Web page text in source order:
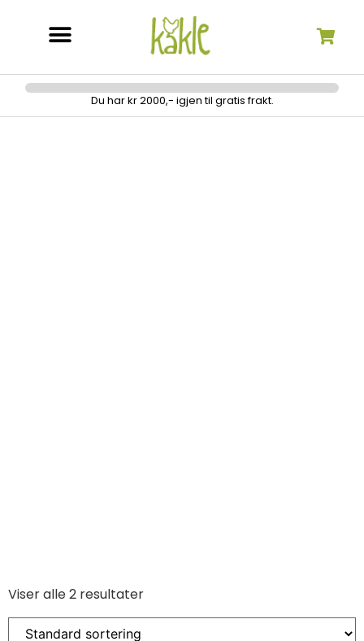
Du har kr 2000,- igjen til gratis frakt.
Viser alle 2 resultater